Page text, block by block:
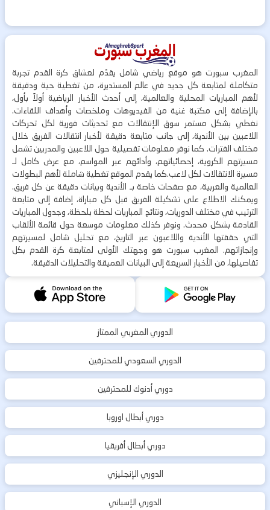
المغرب سبورت هو موقع رياضي شامل يقدّم لعشاق كرة القدم تجربة
متكاملة لمتابعة كل جديد في عالم المستديرة، من تغطية حية ودقيقة
لأهم المباريات المحلية والعالمية، إلى أحدث الأخبار الرياضية أولاً بأول،
بالإضافة إلى مكتبة غنية من الفيديوهات وملخصات وأهداف اللقاءات.
نغطي بشكل مستمر سوق الإنتقالات مع تحديثات فورية لكل تحركات
اللاعبين بين الأندية، إلى جانب متابعة دقيقة لأخبار انتقالات الفريق خلال
مختلف الفترات. كما نوفر معلومات تفصيلية حول اللاعبين والمدربين تشمل
مسيرتهم الكروية، إحصائياتهم، وأدائهم عبر المواسم، مع عرض كامل لـ
مسيرة الانتقالات لكل لاعب.كما يقدم الموقع تغطية شاملة لأهم البطولات
العالمية والعربية، مع صفحات خاصة بـ الأندية وبيانات دقيقة عن كل فريق.
ويمكنك الاطلاع على تشكيلة الفريق قبل كل مباراة، إضافة إلى متابعة
الترتيب في مختلف الدوريات، ونتائج المباريات لحظة بلحظة، وجدول المباريات
القادمة بشكل محدث. ونوفر كذلك معلومات موسعة حول قائمة الألقاب
التي حققتها الأندية واللاعبون عبر التاريخ، مع تحليل شامل لمسيرتهم
وإنجازاتهم. المغرب سبورت هو وجهتك الأولى لمتابعة كرة القدم بكل
تفاصيلها، من الأخبار السريعة إلى البيانات العميقة والتحليلات الدقيقة.
الدوري المغربي الممتاز
الدوري السعودي للمحترفين
دوري أدنوك للمحترفين
دوري أبطال اوروبا
دوري أبطال أفريقيا
الدوري الإنجليزي
الدوري الإسباني